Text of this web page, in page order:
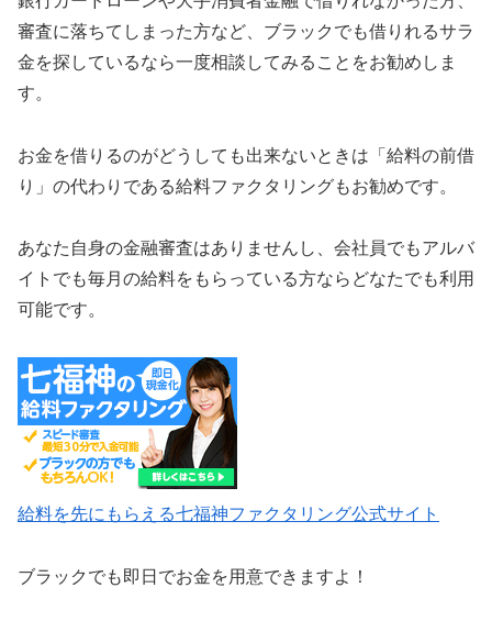
審査に落ちてしまった方など、ブラックでも借りれるサラ
金を探しているなら一度相談してみることをお勧めしま
す。
お金を借りるのがどうしても出来ないときは「給料の前借
り」の代わりである給料ファクタリングもお勧めです。
あなた自身の金融審査はありませんし、会社員でもアルバ
イトでも毎月の給料をもらっている方ならどなたでも利用
可能です。
給料を先にもらえる七福神ファクタリング公式サイト
ブラックでも即日でお金を用意できますよ！